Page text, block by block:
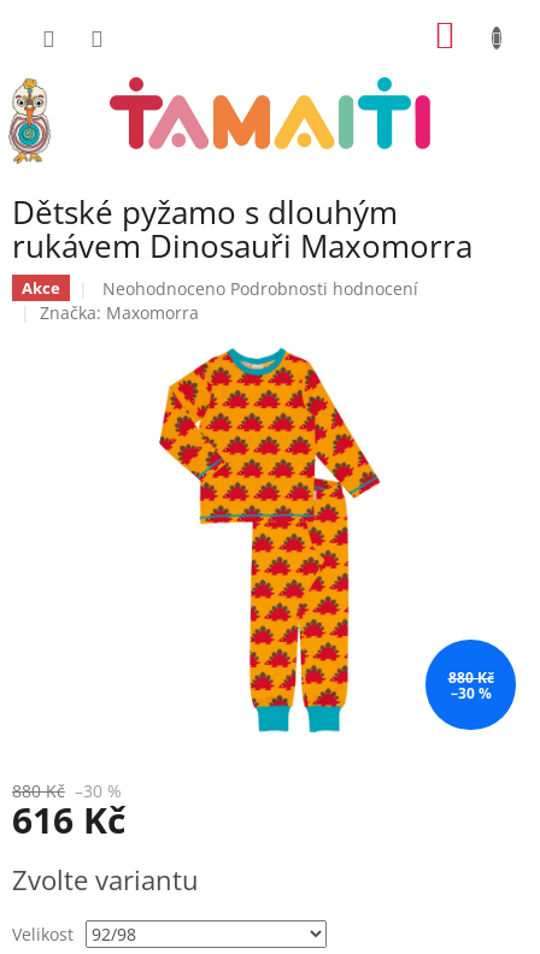
Dětské pyžamo s dlouhým
rukávem Dinosauři Maxomorra
Akce
Průměrné
hodnocení
hvězdiček.
Neohodnoceno Podrobnosti hodnocení
Značka: Maxomorra
880 Kč
–30 %
880 Kč –30 %
616 Kč
cena:
Zvolte variantu
Velikost